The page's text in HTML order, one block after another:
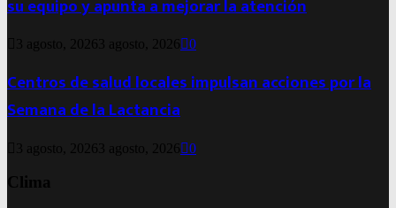
su equipo y apunta a mejorar la atención
3 agosto, 2026 3 agosto, 2026 0
Centros de salud locales impulsan acciones por la
Semana de la Lactancia
3 agosto, 2026 3 agosto, 2026 0
Clima